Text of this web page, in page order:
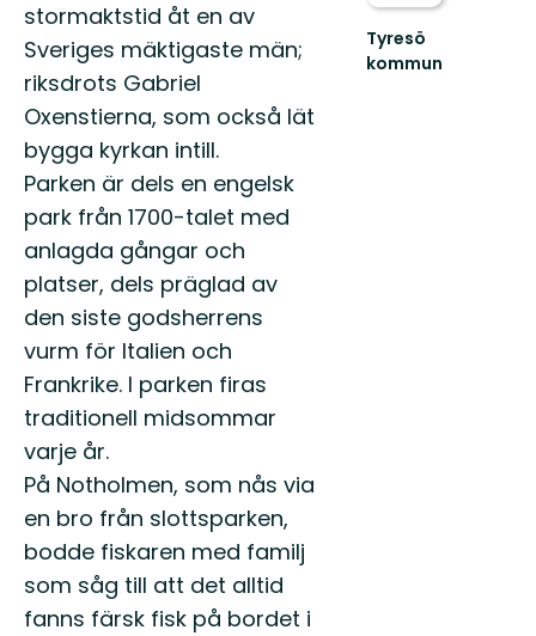
stormaktstid åt en av
Sveriges mäktigaste män;
riksdrots Gabriel
Oxenstierna, som också lät
bygga kyrkan intill.
Parken är dels en engelsk
park från 1700-talet med
anlagda gångar och
platser, dels präglad av
den siste godsherrens
vurm för Italien och
Frankrike. I parken firas
traditionell midsommar
varje år.
På Notholmen, som nås via
en bro från slottsparken,
bodde fiskaren med familj
som såg till att det alltid
fanns färsk fisk på bordet i
Tyresö
kommun